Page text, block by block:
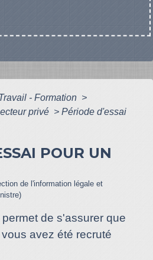
- Formation >
privé > Période d'essai
POUR UN
de l'information légale et
de s'assurer que
avez été recruté